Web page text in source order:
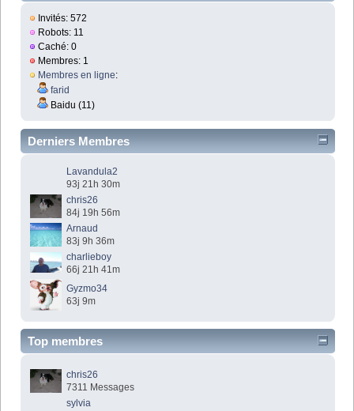
Invités: 572
Robots: 11
Caché: 0
Membres: 1
Membres en ligne:
farid
Baidu (11)
Derniers Membres
Lavandula2
93j 21h 30m
chris26
84j 19h 56m
Arnaud
83j 9h 36m
charlieboy
66j 21h 41m
Gyzmo34
63j 9m
Top membres
chris26
7311 Messages
sylvia